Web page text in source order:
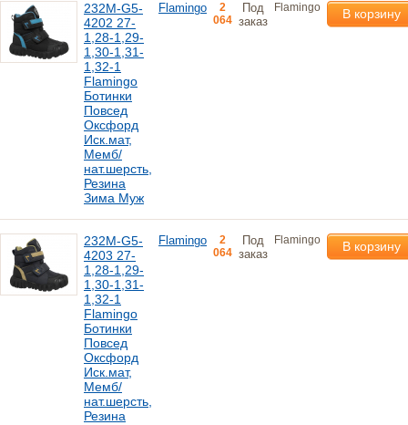
232M-G5-
4202 27-
1,28-1,29-
1,30-1,31-
1,32-1
Flamingo
Ботинки
Повсед
Оксфорд
Иск.мат,
Мемб/
нат.шерсть,
Резина
Зима Муж
Flamingo
2
064
Под
заказ
Flamingo В корзину
232M-G5-
4203 27-
1,28-1,29-
1,30-1,31-
1,32-1
Flamingo
Ботинки
Повсед
Оксфорд
Иск.мат,
Мемб/
нат.шерсть,
Резина
Flamingo
2
064
Под
заказ
Flamingo В корзину